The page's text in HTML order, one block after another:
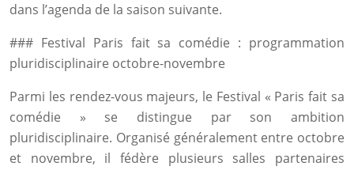
dans l’agenda de la saison suivante.
### Festival Paris fait sa comédie : programmation
pluridisciplinaire octobre-novembre
Parmi les rendez-vous majeurs, le Festival « Paris fait sa
comédie » se distingue par son ambition
pluridisciplinaire. Organisé généralement entre octobre
et novembre, il fédère plusieurs salles partenaires